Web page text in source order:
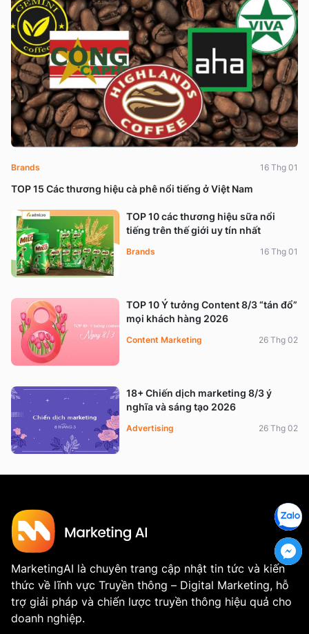
TOP 15 Các thương hiệu cà phê nổi tiếng ở Việt Nam
Brands 16 Thg 01
TOP 10 các thương hiệu sữa nổi
tiếng trên thế giới uy tín nhất
Brands 16 Thg 01
TOP 10 Ý tưởng Content 8/3 “tán đổ”
mọi khách hàng 2026
Content Marketing 26 Thg 02
18+ Chiến dịch marketing 8/3 ý
nghĩa và sáng tạo 2026
Advertising 26 Thg 02
MarketingAI là chuyên trang cập nhật tin tức và kiến
thức về lĩnh vực Truyền thông – Digital Marketing, hỗ
trợ giải pháp và chiến lược truyền thông hiệu quả cho
doanh nghiệp.